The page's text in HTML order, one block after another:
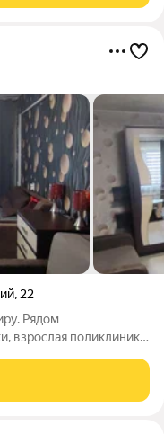
, 22
Рядом
взрослая поликлиника.